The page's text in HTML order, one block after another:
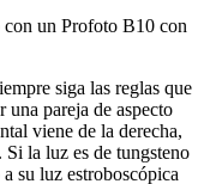
un Profoto B10 con
siga las reglas que
una pareja de aspecto
viene de la derecha,
la luz es de tungsteno
su luz estroboscópica